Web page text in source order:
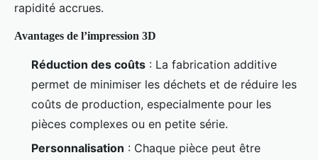
rapidité accrues.
Avantages de l’impression 3D
Réduction des coûts : La fabrication additive
permet de minimiser les déchets et de réduire les
coûts de production, especialmente pour les
pièces complexes ou en petite série.
Personnalisation : Chaque pièce peut être